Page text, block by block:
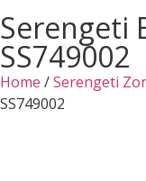
Serengeti
SS749002
Home /Serengeti
SS749002